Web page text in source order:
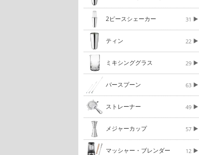
2ピースシェーカー 31
ティン 22
ミキシンググラス 29
バースプーン 63
ストレーナー 49
メジャーカップ 57
マッシャー・ブレンダー 12